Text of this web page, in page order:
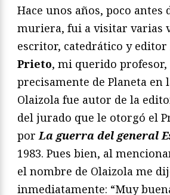
Hace unos años, poco antes
muriera, fui a visitar varias
escritor, catedrático y editor
Prieto, mi querido
precisamente de Planeta en
Olaizola fue autor de la
del jurado que le otorgó el
por La guerra del general
1983. Pues bien, al
el nombre de Olaizola me
inmediatamente: “Muy